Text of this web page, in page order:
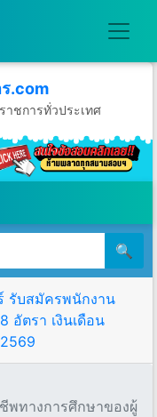
.com
าชการทั่วประเทศ
พ.ศ.2569
🔍
รับสมัครพนักงาน
อัตรา เงินเดือน
พทางการศึกษาของผู้